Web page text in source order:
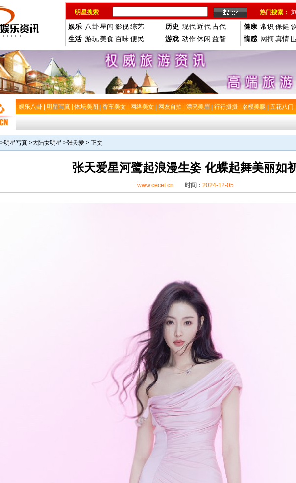
明星搜索 热门搜索：
娱乐 八卦星闻 影视综艺
生活 游玩 美食 百味便民
历史 现代近代古代
游戏 动作休闲 益智
健康 常识 保健
情感 网摘真情
娱乐八卦 明星写真 体坛美图 香车美女 网络美女 网友自拍 漂亮美眉 行行摄摄 名模美腿 五花八门
>明星写真 >大陆女明星 >张天爱 > 正文
张天爱星河鹭起浪漫生姿 化蝶起舞美丽如
www.cecet.cn 时间： 2024-12-05